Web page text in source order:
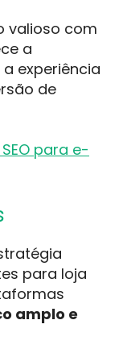
valioso com
a
experiência
de
para e-
para loja
amplo e